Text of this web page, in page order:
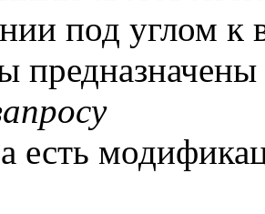
под углом к
есть